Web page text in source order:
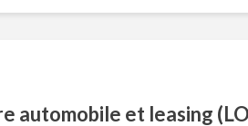
automobile et leasing